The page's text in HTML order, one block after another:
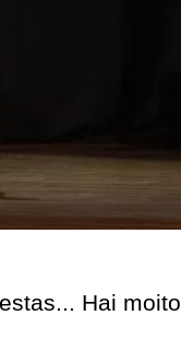
Hai moito